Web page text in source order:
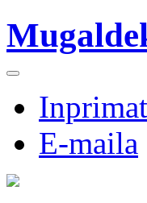
E-maila